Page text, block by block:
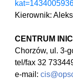
Kierownik:
CENTRUM
Chorzów, ul. 3-
tel/fax 32
e-mail: